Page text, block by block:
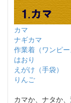
カマ
ナギカマ
作業着（ワンピー
はおり
えがけ（手袋）
りんご
カマか、ナタか、